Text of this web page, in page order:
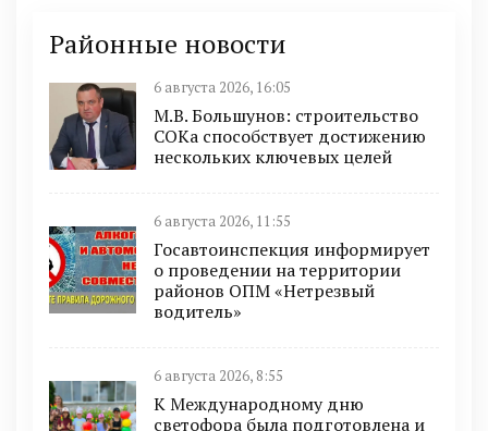
Районные новости
6 августа 2026, 16:05
М.В. Большунов: строительство
СОКа способствует достижению
нескольких ключевых целей
6 августа 2026, 11:55
Госавтоинспекция информирует
о проведении на территории
районов ОПМ «Нетрезвый
водитель»
6 августа 2026, 8:55
К Международному дню
светофора была подготовлена и